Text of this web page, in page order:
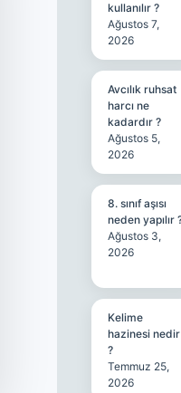
kullanılır ?
Ağustos 7,
2026
Avcılık ruhsat
harcı ne
kadardır ?
Ağustos 5,
2026
8. sınıf aşısı
neden yapılır
Ağustos 3,
2026
Kelime
hazinesi nedir
?
Temmuz 25,
2026